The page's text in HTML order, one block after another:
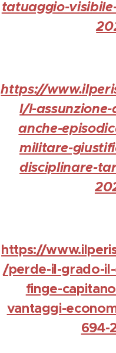
tatuaggio-
https://
l/l-
anche-
militare-
disciplinare-
https://
/perde-il-grado-
finge-
vantaggi-
694-